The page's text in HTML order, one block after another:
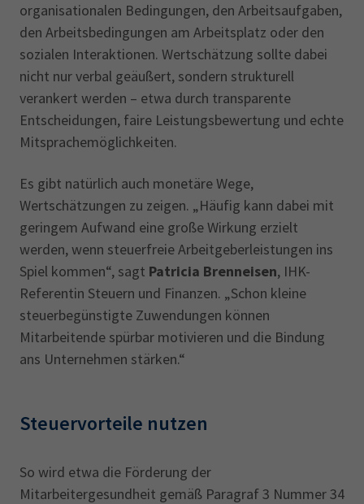
organisationalen Bedingungen, den Arbeitsaufgaben,
den Arbeitsbedingungen am Arbeitsplatz oder den
sozialen Interaktionen. Wertschätzung sollte dabei
nicht nur verbal geäußert, sondern strukturell
verankert werden – etwa durch transparente
Entscheidungen, faire Leistungsbewertung und echte
Mitsprachemöglichkeiten.
Es gibt natürlich auch monetäre Wege,
Wertschätzungen zu zeigen. „Häufig kann dabei mit
geringem Aufwand eine große Wirkung erzielt
werden, wenn steuerfreie Arbeitgeberleistungen ins
Spiel kommen“, sagt Patricia Brenneisen, IHK-
Referentin Steuern und Finanzen. „Schon kleine
steuerbegünstigte Zuwendungen können
Mitarbeitende spürbar motivieren und die Bindung
ans Unternehmen stärken.“
Steuervorteile nutzen
So wird etwa die Förderung der
Mitarbeitergesundheit gemäß Paragraf 3 Nummer 34